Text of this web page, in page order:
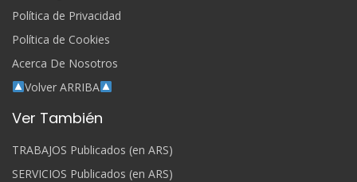
Política de Privacidad
Política de Cookies
Acerca De Nosotros
Volver ARRIBA
Ver También
TRABAJOS Publicados (en ARS)
SERVICIOS Publicados (en ARS)